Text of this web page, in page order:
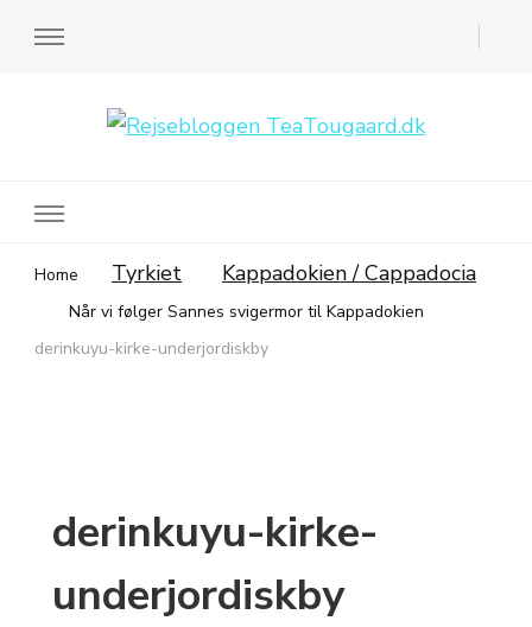
Home Tyrkiet Kappadokien / Cappadocia
Når vi følger Sannes svigermor til Kappadokien
derinkuyu-kirke-underjordiskby
derinkuyu-kirke-
underjordiskby